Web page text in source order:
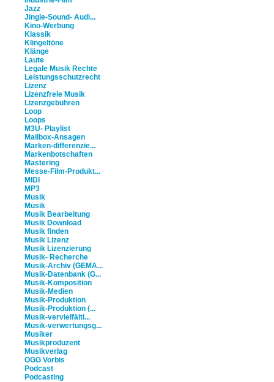
Jazz
Jingle-Sound- Audi...
Kino-Werbung
Klassik
Klingeltöne
Klänge
Laute
Legale Musik Rechte
Leistungsschutzrecht
Lizenz
Lizenzfreie Musik
Lizenzgebühren
Loop
Loops
M3U- Playlist
Mailbox-Ansagen
Marken-differenzie...
Markenbotschaften
Mastering
Messe-Film-Produkt...
MIDI
MP3
Musik
Musik
Musik Bearbeitung
Musik Download
Musik finden
Musik Lizenz
Musik Lizenzierung
Musik- Recherche
Musik-Archiv (GEMA...
Musik-Datenbank (G...
Musik-Komposition
Musik-Medien
Musik-Produktion
Musik-Produktion (...
Musik-vervielfälti...
Musik-verwertungsg...
Musiker
Musikproduzent
Musikverlag
OGG Vorbis
Podcast
Podcasting